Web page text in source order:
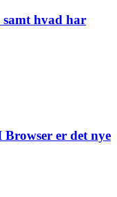
hvad har
Browser er det nye